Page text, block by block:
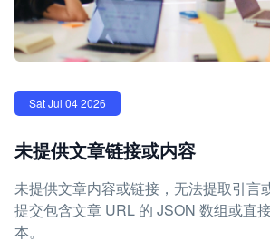
Sat Jul 04 2026
未提供文章链接或内容
未提供文章内容或链接，无法提取引言
提交包含文章 URL 的 JSON 数组或直
本。